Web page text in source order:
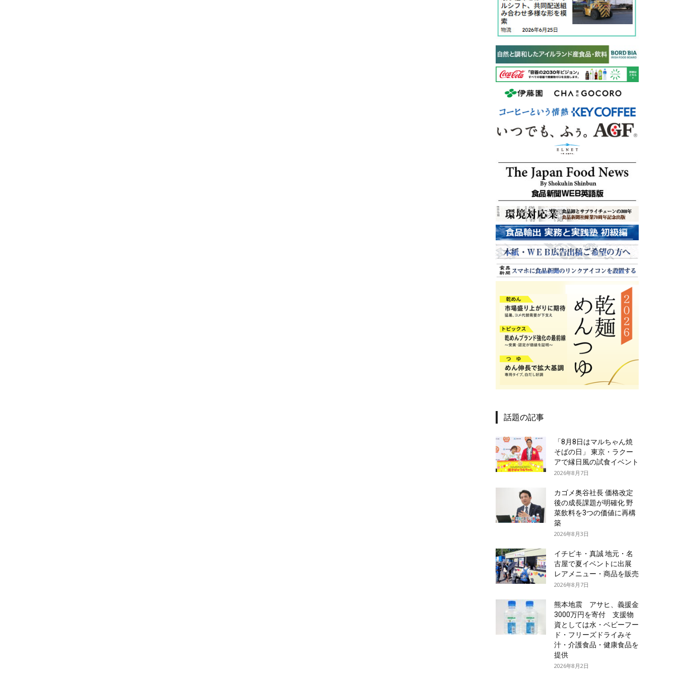
話題の記事
「8月8日はマルちゃん焼
そばの日」 東京・ラクー
アで縁日風の試食イベント
2026年8月7日
カゴメ奥谷社長 価格改定
後の成長課題が明確化 野
菜飲料を3つの価値に再構
築
2026年8月3日
イチビキ・真誠 地元・名
古屋で夏イベントに出展
レアメニュー・商品を販売
2026年8月7日
熊本地震 アサヒ、義援金
3000万円を寄付 支援物
資としては水・ベビーフー
ド・フリーズドライみそ
汁・介護食品・健康食品を
提供
2026年8月2日